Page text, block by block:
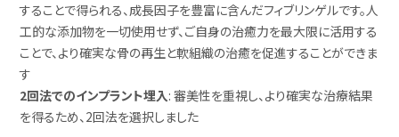
することで得られる、成長因子を豊富に含んだフィブリンゲルです。人
工的な添加物を一切使用せず、ご自身の治癒力を最大限に活用する
ことで、より確実な骨の再生と軟組織の治癒を促進することができま
す
2回法でのインプラント埋入: 審美性を重視し、より確実な治療結果
を得るため、2回法を選択しました